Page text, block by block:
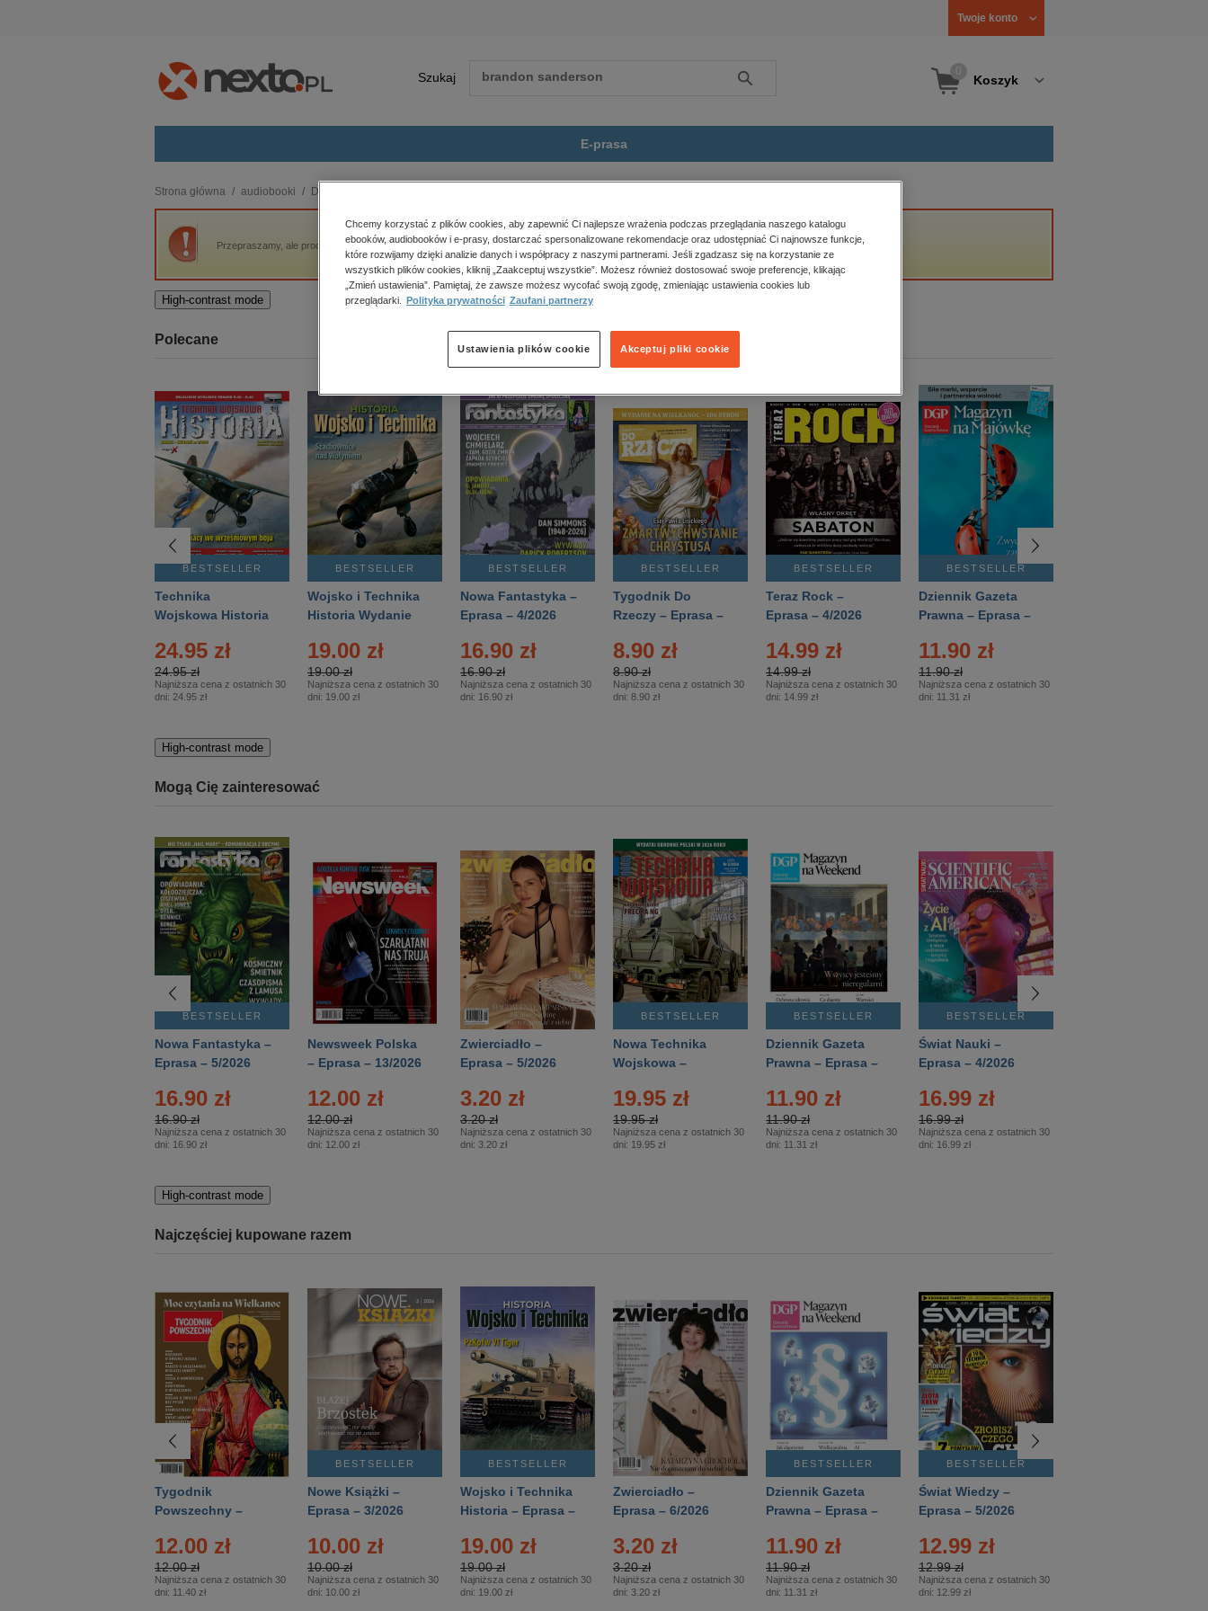
Twoje konto
Szukaj Szukaj Koszyk
E-prasa
budownictwo, aranżacja wnętrz
biznesowe, branżowe, gospodarka
darmowe wydania
edukacja
kobiece, lifestyle, kultura
polityka, społeczno-informacyjne
psychologiczne
inne
popularno-naukowe
historia
zdrowie
religie
Strona główna audiobooki Dokument, literatura faktu, reportaże, biografie
Przepraszamy, ale produkt „Kaput” nie jest dostępny.
High-contrast mode
Polecane
BESTSELLER
Technika
Wojskowa Historia
24.95 zł
24.95 zł
Najniższa cena z ostatnich 30
dni: 24.95 zł
BESTSELLER
Wojsko i Technika
Historia Wydanie
– 2/2026
19.00 zł
19.00 zł
Najniższa cena z ostatnich 30
dni: 19.00 zł
BESTSELLER
Nowa Fantastyka –
Eprasa – 4/2026
16.90 zł
16.90 zł
Najniższa cena z ostatnich 30
dni: 16.90 zł
BESTSELLER
Tygodnik Do
Rzeczy – Eprasa –
8.90 zł
8.90 zł
Najniższa cena z ostatnich 30
dni: 8.90 zł
BESTSELLER
Teraz Rock –
Eprasa – 4/2026
14.99 zł
14.99 zł
Najniższa cena z ostatnich 30
dni: 14.99 zł
BESTSELLER
Dziennik Gazeta
Prawna – Eprasa –
11.90 zł
11.90 zł
Najniższa cena z ostatnich 30
dni: 11.31 zł
High-contrast mode
Mogą Cię zainteresować
BESTSELLER
Nowa Fantastyka –
Eprasa – 5/2026
16.90 zł
16.90 zł
Najniższa cena z ostatnich 30
dni: 16.90 zł
Newsweek Polska
– Eprasa – 13/2026
12.00 zł
12.00 zł
Najniższa cena z ostatnich 30
dni: 12.00 zł
Zwierciadło –
Eprasa – 5/2026
3.20 zł
3.20 zł
Najniższa cena z ostatnich 30
dni: 3.20 zł
BESTSELLER
Nowa Technika
Wojskowa –
19.95 zł
19.95 zł
Najniższa cena z ostatnich 30
dni: 19.95 zł
BESTSELLER
Dziennik Gazeta
Prawna – Eprasa –
11.90 zł
11.90 zł
Najniższa cena z ostatnich 30
dni: 11.31 zł
BESTSELLER
Świat Nauki –
Eprasa – 4/2026
16.99 zł
16.99 zł
Najniższa cena z ostatnich 30
dni: 16.99 zł
High-contrast mode
Najczęściej kupowane razem
Tygodnik
Powszechny –
12.00 zł
12.00 zł
Najniższa cena z ostatnich 30
dni: 11.40 zł
BESTSELLER
Nowe Książki –
Eprasa – 3/2026
10.00 zł
10.00 zł
Najniższa cena z ostatnich 30
dni: 10.00 zł
BESTSELLER
Wojsko i Technika
Historia – Eprasa –
19.00 zł
19.00 zł
Najniższa cena z ostatnich 30
dni: 19.00 zł
Zwierciadło –
Eprasa – 6/2026
3.20 zł
3.20 zł
Najniższa cena z ostatnich 30
dni: 3.20 zł
BESTSELLER
Dziennik Gazeta
Prawna – Eprasa –
11.90 zł
11.90 zł
Najniższa cena z ostatnich 30
dni: 11.31 zł
BESTSELLER
Świat Wiedzy –
Eprasa – 5/2026
12.99 zł
12.99 zł
Najniższa cena z ostatnich 30
dni: 12.99 zł
Chcemy korzystać z plików cookies, aby zapewnić Ci najlepsze wrażenia podczas przeglądania naszego katalogu
ebooków, audiobooków i e-prasy, dostarczać spersonalizowane rekomendacje oraz udostępniać Ci najnowsze funkcje,
które rozwijamy dzięki analizie danych i współpracy z naszymi partnerami. Jeśli zgadzasz się na korzystanie ze
wszystkich plików cookies, kliknij „Zaakceptuj wszystkie”. Możesz również dostosować swoje preferencje, klikając
„Zmień ustawienia”. Pamiętaj, że zawsze możesz wycofać swoją zgodę, zmieniając ustawienia cookies lub
przeglądarki.
Polityka prywatności Zaufani partnerzy
Akceptuj pliki cookie
Ustawienia plików cookie